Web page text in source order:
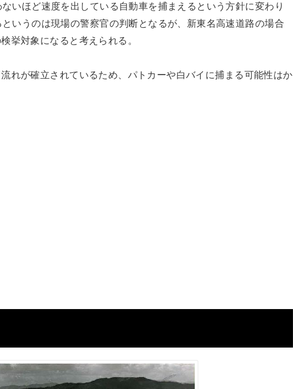
いほど速度を出している自動車を捕まえるという方針に変わり
いうのは現場の警察官の判断となるが、新東名高速道路の場合
挙対象になると考えられる。
れが確立されているため、パトカーや白バイに捕まる可能性はか